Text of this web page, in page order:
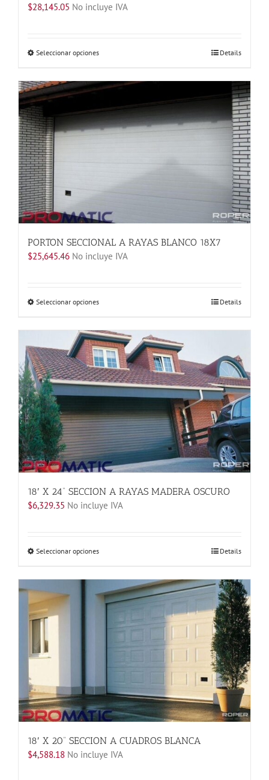
$28,145.05 No incluye IVA
Seleccionar opcionesEste
tiene
múltiples
variantes.
Las
opciones
página
de
producto
Details
PORTON SECCIONAL A RAYAS BLANCO 18X7
$25,645.46 No incluye IVA
Seleccionar opcionesEste
tiene
múltiples
variantes.
Las
opciones
se
elegir
en
la
página
de
producto
Details
18′ X 24” SECCION A RAYAS MADERA OSCURO
$6,329.35 No incluye IVA
Seleccionar opcionesEste
tiene
múltiples
variantes.
opciones
elegir
en
la
página
de
producto
Details
18′ X 20” SECCION A CUADROS BLANCA
$4,588.18 No incluye IVA